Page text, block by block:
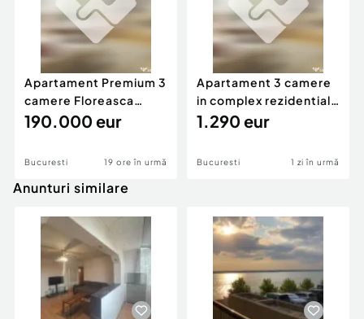
Apartament Premium 3
camere Floreasca
Beller
190.000 eur
Bucuresti 19 ore în urmă
Apartament 3 camere
in complex rezidential
exclusivist
1.290 eur
Bucuresti 1 zi în urmă
Anunturi similare